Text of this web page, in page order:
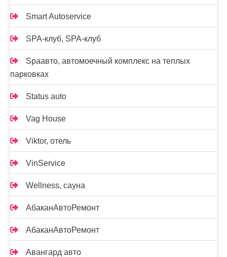
Smart Autoservice
SPA-клуб, SPA-клуб
Spaавто, автомоечный комплекс на теплых
парковках
Status auto
Vag House
Viktor, отель
VinService
Wellness, сауна
АбаканАвтоРемонт
АбаканАвтоРемонт
Авангард авто